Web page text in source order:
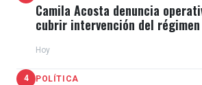
Camila Acosta denuncia
cubrir intervención del
Hoy
4 POLÍTICA